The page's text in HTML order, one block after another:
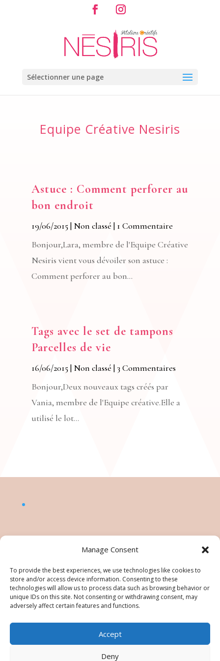
Manage Consent
To provide the best experiences, we use technologies like cookies to
store and/or access device information. Consenting to these
technologies will allow us to process data such as browsing behavior or
unique IDs on this site. Not consenting or withdrawing consent, may
adversely affect certain features and functions.
Accept
Deny
Sélectionner une page
Equipe Créative Nesiris
Astuce : Comment perforer au
bon endroit
19/06/2015| Non classé | 1 Commentaire
Bonjour,Lara, membre de l'Equipe Créative
Nesiris vient vous dévoiler son astuce :
Comment perforer au bon...
Tags avec le set de tampons
Parcelles de vie
16/06/2015| Non classé | 3 Commentaires
Bonjour,Deux nouveaux tags créés par
Vania, membre de l'Equipe créative.Elle a
utilisé le lot...
©Nésiris. Katia Picollier est Démonstratrice
indépendante pour Stampin' Up!®. Katia est